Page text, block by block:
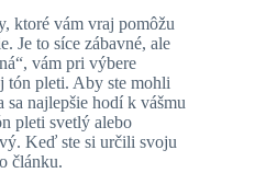
ktoré vám vraj pomôžu
Je to síce zábavné, ale
vám pri výbere
tón pleti. Aby ste mohli
najlepšie hodí k vášmu
pleti svetlý alebo
Keď ste si určili svoju
článku.